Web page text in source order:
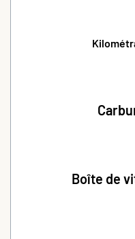
Boîte de